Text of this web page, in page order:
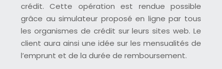
crédit. Cette opération est rendue possible
grâce au simulateur proposé en ligne par tous
les organismes de crédit sur leurs sites web. Le
client aura ainsi une idée sur les mensualités de
l’emprunt et de la durée de remboursement.